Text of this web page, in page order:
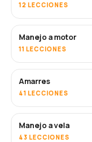
12 LECCIONES
Manejo a motor
11 LECCIONES
Amarres
41 LECCIONES
Manejo a vela
43 LECCIONES